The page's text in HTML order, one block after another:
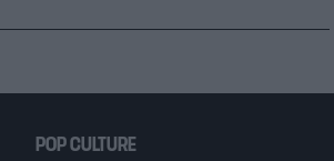
POP CULTURE